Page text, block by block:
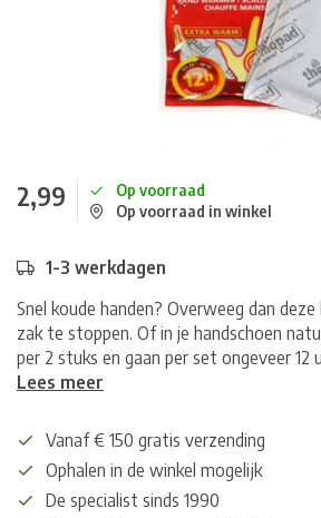
2,99
Op voorraad
Op voorraad in winkel
1-3 werkdagen
Snel koude handen? Overweeg dan
zak te stoppen. Of in je handschoen
per 2 stuks en gaan per set ongeveer 12
Lees meer
Vanaf € 150 gratis verzending
Ophalen in de winkel mogelijk
De specialist sinds 1990